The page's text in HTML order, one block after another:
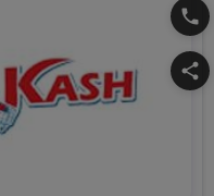
phone
share